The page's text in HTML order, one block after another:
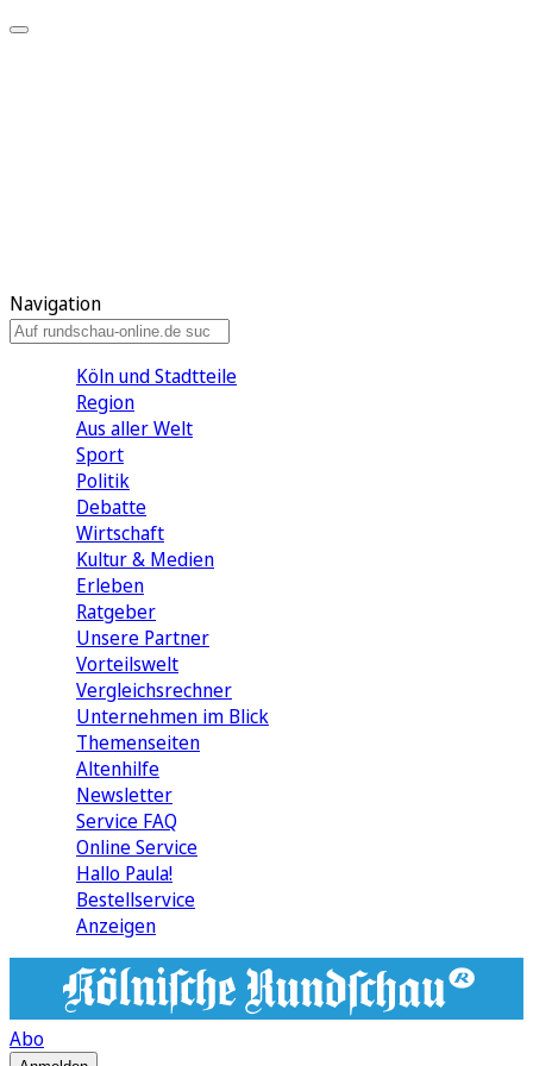
Navigation
Köln und Stadtteile
Region
Aus aller Welt
Sport
Politik
Debatte
Wirtschaft
Kultur & Medien
Erleben
Ratgeber
Unsere Partner
Vorteilswelt
Vergleichsrechner
Unternehmen im Blick
Themenseiten
Altenhilfe
Newsletter
Service FAQ
Online Service
Hallo Paula!
Bestellservice
Anzeigen
Abo